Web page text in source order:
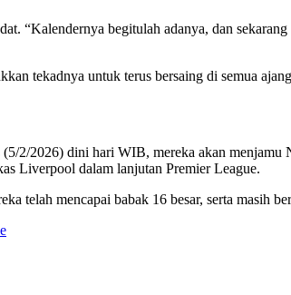
“Kalendernya begitulah adanya, dan
tekadnya untuk terus bersaing di semua
2/2026) dini hari WIB, mereka akan
Liverpool dalam lanjutan Premier League.
telah mencapai babak 16 besar, serta masih